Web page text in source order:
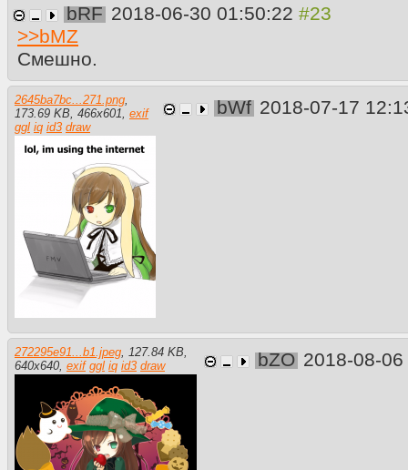
bRF 2018-06-30 01:50:22
>>bMZ
Смешно.
2645ba7bc...271.png,
173.69 KB, 466x601, exif
ggl iq id3 draw
bWf 2018-07-17
272295e91...b1.jpeg, 127.84 KB,
640x640, exif ggl iq id3 draw bZO 2018-08-